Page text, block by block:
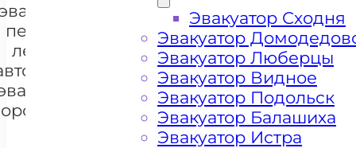
и
перевозки
легковых
+7 985 222 99 01
Эвакуатор Сходня
Эвакуатор
Эвакуатор Люберцы
Эвакуатор Видное
Эвакуатор Подольск
Эвакуатор Балашиха
Эвакуатор Истра